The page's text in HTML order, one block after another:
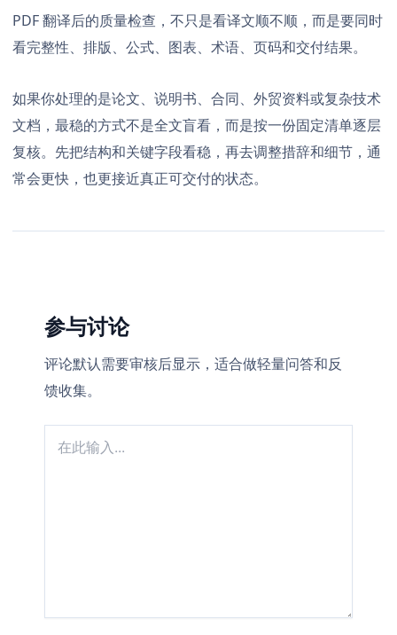
PDF 翻译后的质量检查，不只是看译文顺不顺，而是要同时
看完整性、排版、公式、图表、术语、页码和交付结果。
如果你处理的是论文、说明书、合同、外贸资料或复杂技术
文档，最稳的方式不是全文盲看，而是按一份固定清单逐层
复核。先把结构和关键字段看稳，再去调整措辞和细节，通
常会更快，也更接近真正可交付的状态。
参与讨论
评论默认需要审核后显示，适合做轻量问答和反
馈收集。